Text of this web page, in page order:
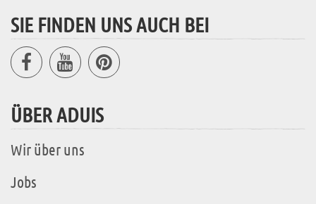
SIE FINDEN UNS AUCH BEI
ÜBER ADUIS
Wir über uns
Jobs